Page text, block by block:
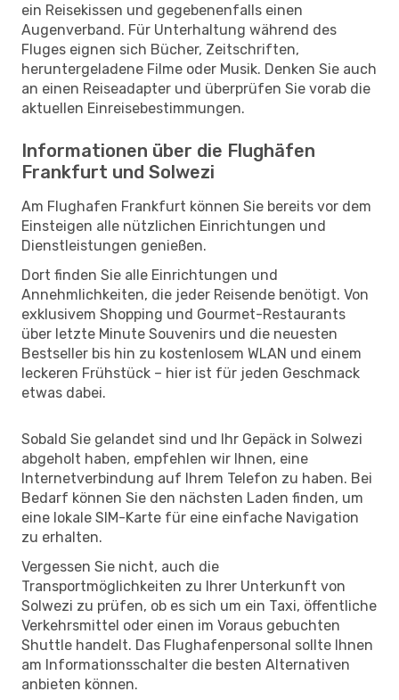
ein Reisekissen und gegebenenfalls einen
Augenverband. Für Unterhaltung während des
Fluges eignen sich Bücher, Zeitschriften,
heruntergeladene Filme oder Musik. Denken Sie auch
an einen Reiseadapter und überprüfen Sie vorab die
aktuellen Einreisebestimmungen.
Informationen über die Flughäfen
Frankfurt und Solwezi
Am Flughafen Frankfurt können Sie bereits vor dem
Einsteigen alle nützlichen Einrichtungen und
Dienstleistungen genießen.
Dort finden Sie alle Einrichtungen und
Annehmlichkeiten, die jeder Reisende benötigt. Von
exklusivem Shopping und Gourmet-Restaurants
über letzte Minute Souvenirs und die neuesten
Bestseller bis hin zu kostenlosem WLAN und einem
leckeren Frühstück – hier ist für jeden Geschmack
etwas dabei.
Sobald Sie gelandet sind und Ihr Gepäck in Solwezi
abgeholt haben, empfehlen wir Ihnen, eine
Internetverbindung auf Ihrem Telefon zu haben. Bei
Bedarf können Sie den nächsten Laden finden, um
eine lokale SIM-Karte für eine einfache Navigation
zu erhalten.
Vergessen Sie nicht, auch die
Transportmöglichkeiten zu Ihrer Unterkunft von
Solwezi zu prüfen, ob es sich um ein Taxi, öffentliche
Verkehrsmittel oder einen im Voraus gebuchten
Shuttle handelt. Das Flughafenpersonal sollte Ihnen
am Informationsschalter die besten Alternativen
anbieten können.